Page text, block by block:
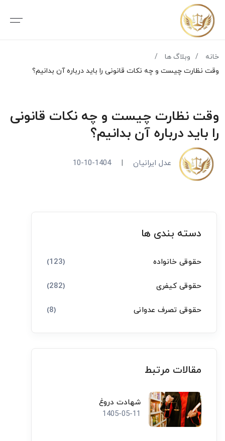
خانه
وبلاگ ها
وقت نظارت چیست و چه نکات قانونی را باید درباره آن بدانیم؟
وقت نظارت چیست و چه نکات قانونی
را باید درباره آن بدانیم؟
عدل ایرانیان |
1404-10-10
دسته بندی ها
حقوقی خانواده (123)
حقوقی کیفری (282)
حقوقی تصرف عدوانی (8)
مقالات مرتبط
شهادت دروغ
1405-05-11